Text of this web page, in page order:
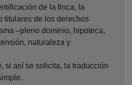
de la finca, la
titulares de los derechos
–pleno dominio, hipoteca,
naturaleza y
si así se solicita, la traducción